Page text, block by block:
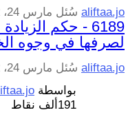
aliftaa.jo سُئل مارس 24، 2022
6189 - حكم
لصرفها في وجوه
aliftaa.jo سُئل مارس 24، 2022
بواسطة
191ألف
نقاط